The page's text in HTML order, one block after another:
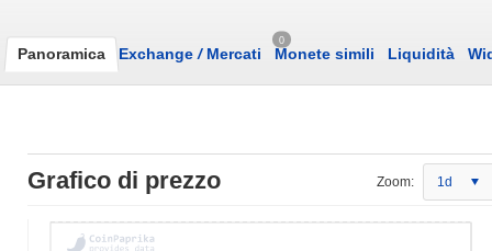
Panoramica Exchange /Mercati
0
Monete simili Liquidità
Grafico di prezzo Zoom: 1d